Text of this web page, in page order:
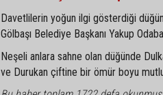
Davetlilerin yoğun ilgi gösterdiği
Gölbaşı Belediye Başkanı Yakup
Neşeli anlara sahne olan düğünde
ve Durukan çiftine bir ömür boyu